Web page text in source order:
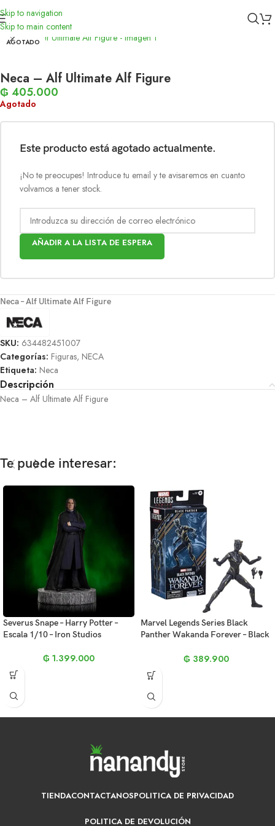
Skip to navigation
Skip to main content
Inicio Figuras NECA
AGOTADO
Neca – Alf Ultimate Alf Figure
₲ 405.000
Agotado
Este producto está agotado actualmente.
¡No te preocupes! Introduce tu email y te avisaremos en cuanto
volvamos a tener stock.
AÑADIR A LA LISTA DE ESPERA
Neca – Alf Ultimate Alf Figure
SKU: 634482451007
Categorías: Figuras, NECA
Etiqueta: Neca
Descripción
Neca – Alf Ultimate Alf Figure
Te puede interesar:
Severus Snape – Harry Potter –
Escala 1/10 – Iron Studios
₲ 1.399.000
Marvel Legends Series Black
Panther Wakanda Forever – Black
₲ 389.900
TIENDACONTACTANOSPOLITICA DE PRIVACIDAD
POLITICA DE DEVOLUCIÓN